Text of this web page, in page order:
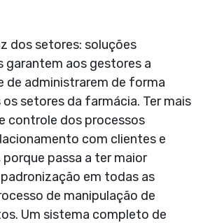
dos setores: soluções
garantem aos gestores a
de administrarem de forma
setores da farmácia. Ter mais
controle dos processos
com clientes e
passa a ter maior
em todas as
de manipulação de
Um sistema completo de